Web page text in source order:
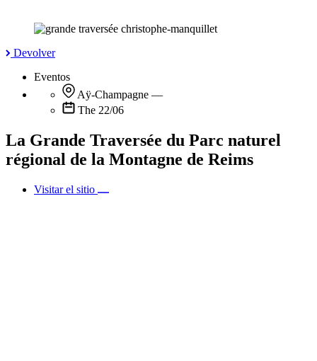
Devolver
Eventos
Aÿ-Champagne —
The 22/06
La Grande Traversée du Parc naturel
régional de la Montagne de Reims
Visitar el sitio